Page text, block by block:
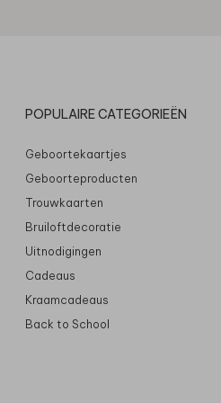
POPULAIRE CATEGORIEËN
Geboortekaartjes
Geboorteproducten
Trouwkaarten
Bruiloftdecoratie
Uitnodigingen
Cadeaus
Kraamcadeaus
Back to School